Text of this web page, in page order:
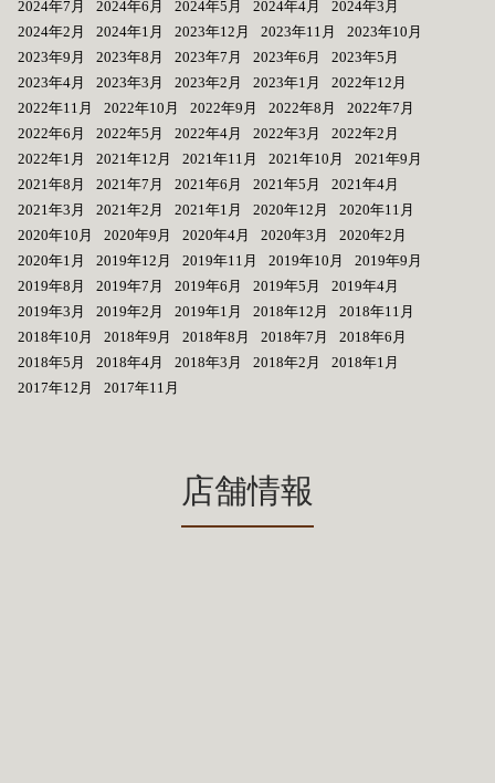
2024年7月
2024年6月 2024年5月 2024年4月
2024年3月
2024年2月
2024年1月 2023年12月 2023年11月
2023年10月
2023年9月
2023年8月 2023年7月 2023年6月
2023年5月
2023年4月
2023年3月 2023年2月 2023年1月
2022年12月
2022年11月
2022年10月 2022年9月 2022年8月
2022年7月
2022年6月
2022年5月 2022年4月 2022年3月
2022年2月
2022年1月
2021年12月 2021年11月 2021年10月
2021年9月
2021年8月
2021年7月 2021年6月 2021年5月
2021年4月
2021年3月
2021年2月 2021年1月 2020年12月
2020年11月
2020年10月
2020年9月 2020年4月 2020年3月
2020年2月
2020年1月
2019年12月 2019年11月 2019年10月
2019年9月
2019年8月
2019年7月 2019年6月 2019年5月
2019年4月
2019年3月
2019年2月 2019年1月 2018年12月
2018年11月
2018年10月
2018年9月 2018年8月 2018年7月
2018年6月
2018年5月
2018年4月 2018年3月 2018年2月
2018年1月
2017年12月
2017年11月
店舗情報